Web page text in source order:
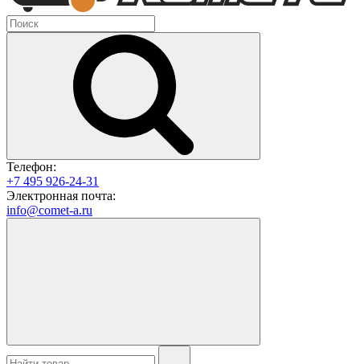
Телефон:
+7 495 926-24-31
Электронная почта:
info@comet-a.ru